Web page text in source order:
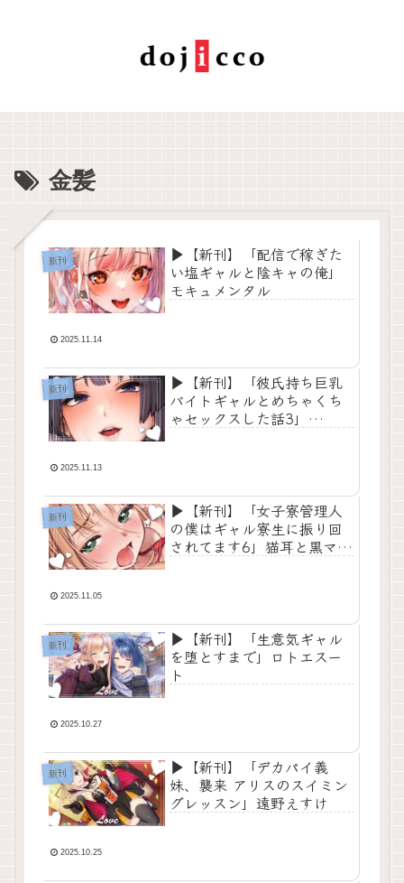
金髪
新刊
▶【新刊】「配信で稼ぎた
い塩ギャルと陰キャの俺」
モキュメンタル
2025.11.14
新刊
▶【新刊】「彼氏持ち巨乳
バイトギャルとめちゃくち
ゃセックスした話3」
2025.11.13
新刊
▶【新刊】「女子寮管理人
の僕はギャル寮生に振り回
されてます6」猫耳と黒マス
2025.11.05
新刊
▶【新刊】「生意気ギャル
を堕とすまで」ロトエスー
ト
2025.10.27
新刊
▶【新刊】「デカパイ義
妹、襲来 アリスのスイミン
グレッスン」遠野えすけ
2025.10.25